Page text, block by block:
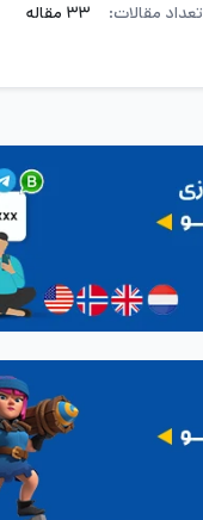
تعداد مقالات: ۳۳ مقاله